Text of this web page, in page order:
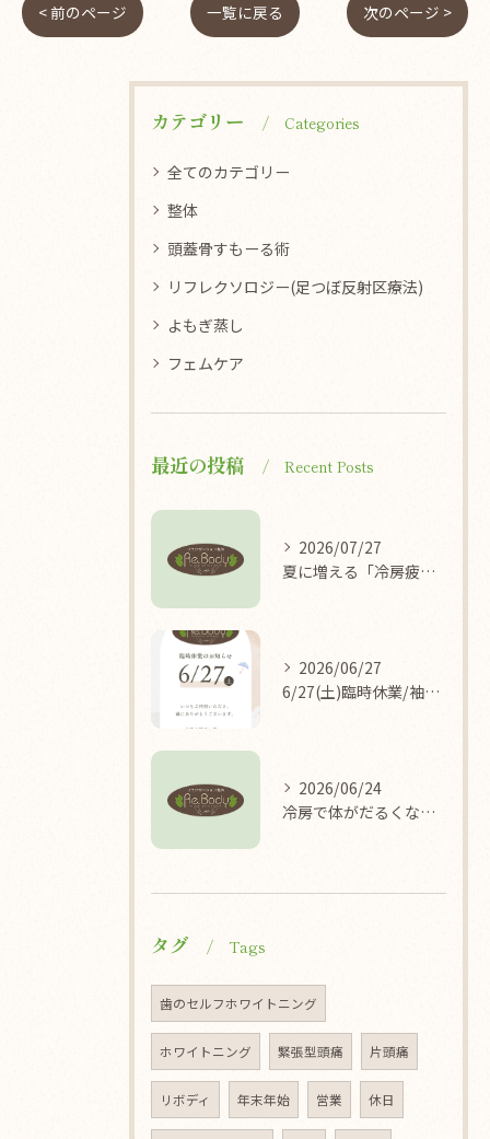
< 前のページ 一覧に戻る 次のページ >
カテゴリー Categories
全てのカテゴリー
整体
頭蓋骨すもーる術
リフレクソロジー(足つぼ反射区療法)
よもぎ蒸し
フェムケア
最近の投稿 Recent Posts
2026/07/27
夏に増える「冷房疲れ」の原因を医学的に解説/袖ケ浦/リラクゼーション整体Re.Body
2026/06/27
6/27(土)臨時休業/袖ケ浦/リラクゼーション整体Re.Body
2026/06/24
冷房で体がだるくなる理由/袖ケ浦/リラクゼーション整体Re.Body
タグ Tags
歯のセルフホワイトニング
ホワイトニング 緊張型頭痛 片頭痛
リボディ 年末年始 営業 休日